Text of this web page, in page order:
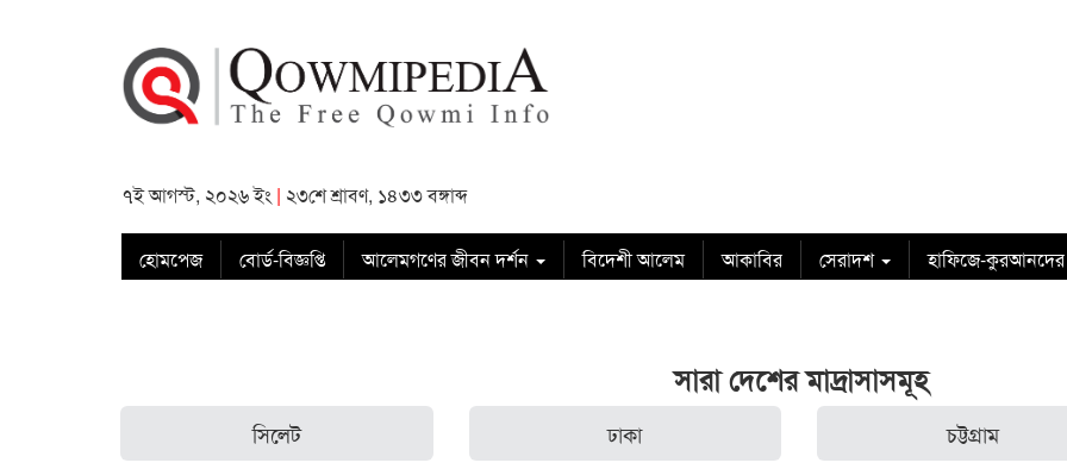
৭ই আগস্ট, ২০২৬ ইং | ২৩শে শ্রাবণ, ১৪৩৩ বঙ্গাব্দ
হোমপেজ বোর্ড-বিজ্ঞপ্তি আলেমগণের জীবন দর্শন বিদেশী আলেম আকাবির সেরাদশ হাফিজে-কুরআনদের
সারা দেশের মাদ্রাসাসমূহ
সিলেট ঢাকা চট্টগ্রাম